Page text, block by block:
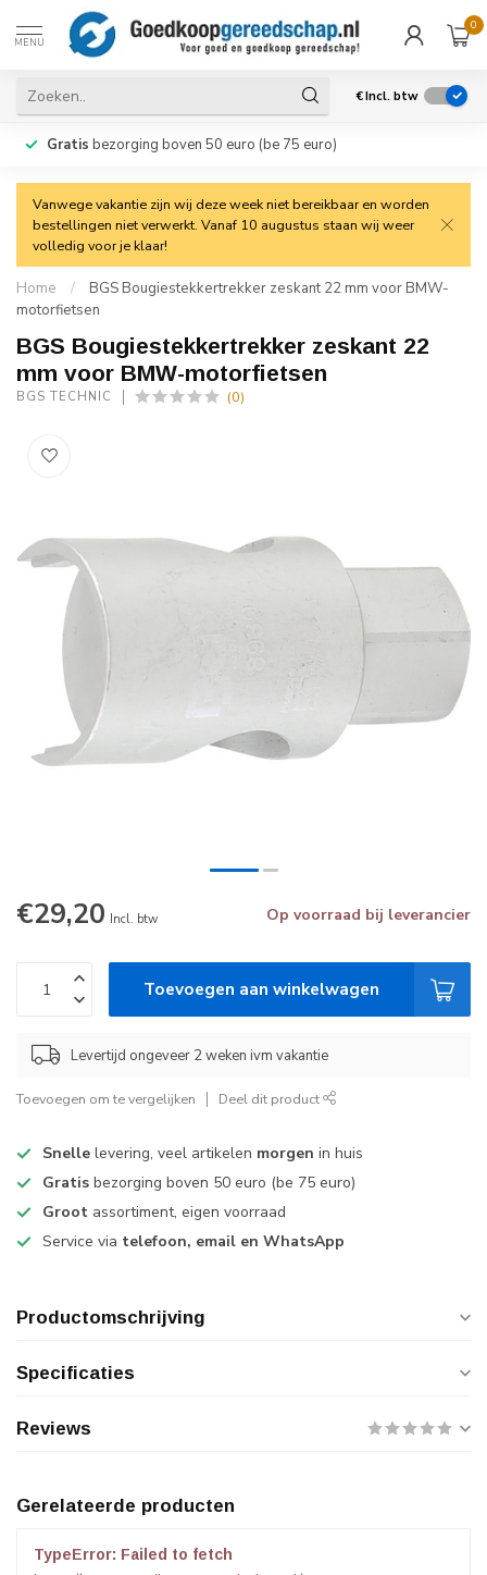
MENU
0
€Incl. btw
Gratis bezorging boven 50 euro (be 75 euro)
Vanwege vakantie zijn wij deze week niet bereikbaar en worden
bestellingen niet verwerkt. Vanaf 10 augustus staan wij weer
volledig voor je klaar!
Home /
BGS Bougiestekkertrekker zeskant 22 mm voor BMW-
motorfietsen
BGS Bougiestekkertrekker zeskant 22
mm voor BMW-motorfietsen
BGS TECHNIC (0)
€29,20 Incl. btw Op voorraad bij leverancier
Toevoegen aan winkelwagen
Levertijd ongeveer 2 weken ivm vakantie
Toevoegen om te vergelijken Deel dit product
Snelle levering, veel artikelen morgen in huis
Gratis bezorging boven 50 euro (be 75 euro)
Groot assortiment, eigen voorraad
Service via telefoon, email en WhatsApp
Productomschrijving
Specificaties
Reviews
Gerelateerde producten
TypeError: Failed to fetch